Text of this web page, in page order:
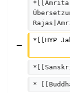
*[[HYP
*